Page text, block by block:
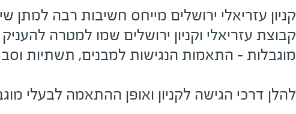
קניון עזריאלי ירושלים מייחס חשיבות רבה
קבוצת עזריאלי וקניון ירושלים שמו למטרה
מוגבלות - התאמות הנגישות למבנים, תשתיות
להלן דרכי הגישה לקניון ואופן ההתאמה לבעלי